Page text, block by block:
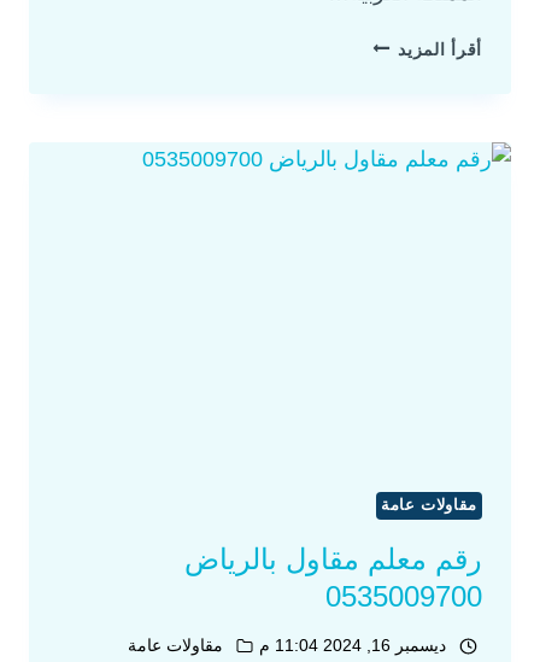
أقرأ المزيد
مقاولات عامة
رقم معلم مقاول بالرياض
0535009700
ديسمبر 16, 2024 11:04 م
مقاولات عامة